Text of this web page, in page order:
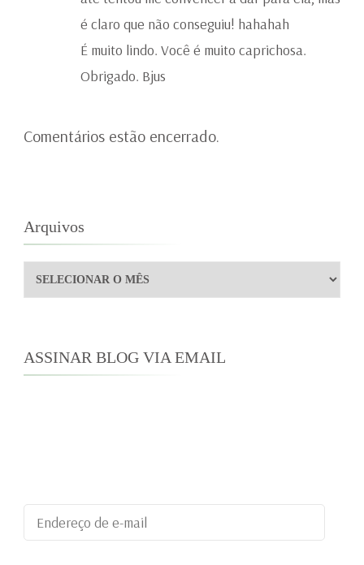
é claro que não conseguiu! hahahah
É muito lindo. Você é muito caprichosa.
Obrigado. Bjus
Comentários estão encerrado.
Arquivos
Arquivos
ASSINAR BLOG VIA EMAIL
Endereço
de